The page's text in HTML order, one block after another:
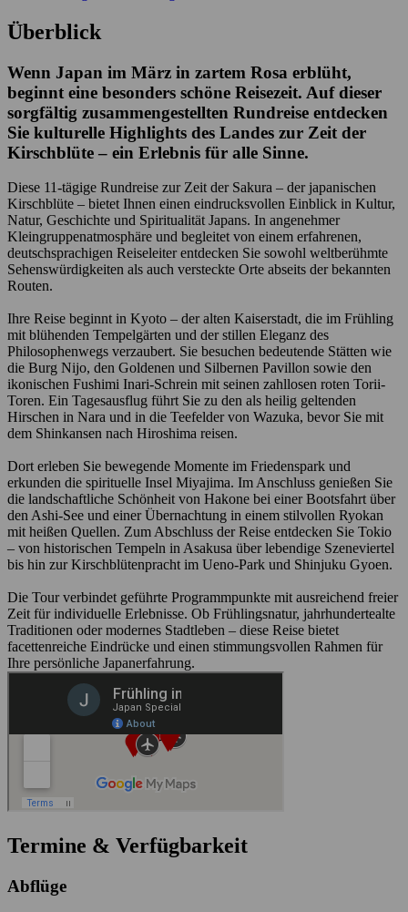
Überblick
Wenn Japan im März in zartem Rosa erblüht,
beginnt eine besonders schöne Reisezeit. Auf dieser
sorgfältig zusammengestellten Rundreise entdecken
Sie kulturelle Highlights des Landes zur Zeit der
Kirschblüte – ein Erlebnis für alle Sinne.
Diese 11-tägige Rundreise zur Zeit der Sakura – der japanischen
Kirschblüte – bietet Ihnen einen eindrucksvollen Einblick in Kultur,
Natur, Geschichte und Spiritualität Japans. In angenehmer
Kleingruppenatmosphäre und begleitet von einem erfahrenen,
deutschsprachigen Reiseleiter entdecken Sie sowohl weltberühmte
Sehenswürdigkeiten als auch versteckte Orte abseits der bekannten
Routen.
Ihre Reise beginnt in Kyoto – der alten Kaiserstadt, die im Frühling
mit blühenden Tempelgärten und der stillen Eleganz des
Philosophenwegs verzaubert. Sie besuchen bedeutende Stätten wie
die Burg Nijo, den Goldenen und Silbernen Pavillon sowie den
ikonischen Fushimi Inari-Schrein mit seinen zahllosen roten Torii-
Toren. Ein Tagesausflug führt Sie zu den als heilig geltenden
Hirschen in Nara und in die Teefelder von Wazuka, bevor Sie mit
dem Shinkansen nach Hiroshima reisen.
Dort erleben Sie bewegende Momente im Friedenspark und
erkunden die spirituelle Insel Miyajima. Im Anschluss genießen Sie
die landschaftliche Schönheit von Hakone bei einer Bootsfahrt über
den Ashi-See und einer Übernachtung in einem stilvollen Ryokan
mit heißen Quellen. Zum Abschluss der Reise entdecken Sie Tokio
– von historischen Tempeln in Asakusa über lebendige Szeneviertel
bis hin zur Kirschblütenpracht im Ueno-Park und Shinjuku Gyoen.
Die Tour verbindet geführte Programmpunkte mit ausreichend freier
Zeit für individuelle Erlebnisse. Ob Frühlingsnatur, jahrhundertealte
Traditionen oder modernes Stadtleben – diese Reise bietet
facettenreiche Eindrücke und einen stimmungsvollen Rahmen für
Ihre persönliche Japanerfahrung.
Termine & Verfügbarkeit
Abflüge